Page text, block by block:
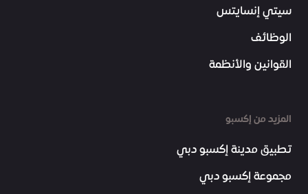
سيتي إنسايتس
الوظائف
القوانين والأنظمة
المزيد من إكسبو
تطبيق مدينة إكسبو دبي
مجموعة إكسبو دبي